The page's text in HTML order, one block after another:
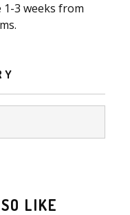
3 weeks from
LIKE